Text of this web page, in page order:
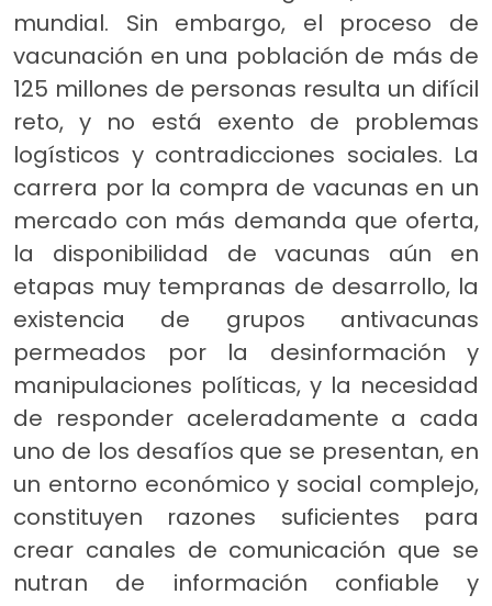
mundial. Sin embargo, el proceso de
vacunación en una población de más de
125 millones de personas resulta un difícil
reto, y no está exento de problemas
logísticos y contradicciones sociales. La
carrera por la compra de vacunas en un
mercado con más demanda que oferta,
la disponibilidad de vacunas aún en
etapas muy tempranas de desarrollo, la
existencia de grupos antivacunas
permeados por la desinformación y
manipulaciones políticas, y la necesidad
de responder aceleradamente a cada
uno de los desafíos que se presentan, en
un entorno económico y social complejo,
constituyen razones suficientes para
crear canales de comunicación que se
nutran de información confiable y